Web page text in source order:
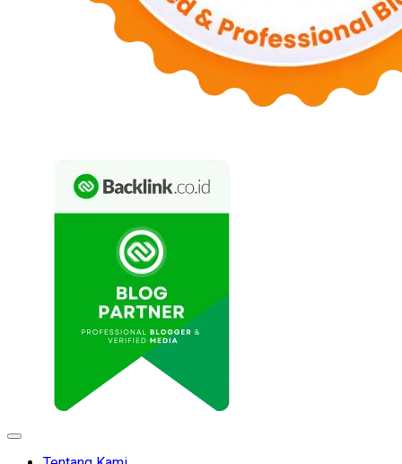
Expand